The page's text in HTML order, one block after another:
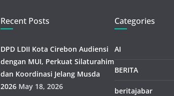
Recent Posts
DPD LDII Kota Cirebon Audiensi
dengan MUI, Perkuat Silaturahim
dan Koordinasi Jelang Musda
2026 May 18, 2026
Categories
AI
BERITA
beritajabar